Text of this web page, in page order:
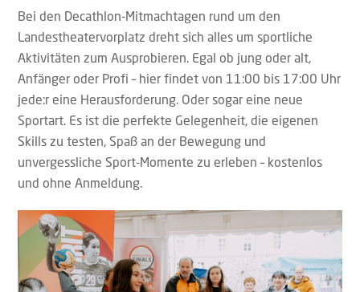
Bei den Decathlon-Mitmachtagen rund um den
Landestheatervorplatz dreht sich alles um sportliche
Aktivitäten zum Ausprobieren. Egal ob jung oder alt,
Anfänger oder Profi – hier findet von 11:00 bis 17:00 Uhr
jede:r eine Herausforderung. Oder sogar eine neue
Sportart. Es ist die perfekte Gelegenheit, die eigenen
Skills zu testen, Spaß an der Bewegung und
unvergessliche Sport-Momente zu erleben – kostenlos
und ohne Anmeldung.